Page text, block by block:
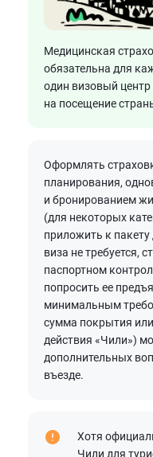
Медицинская
обязательна для
один визовый
на посещение
Оформлять
планирования,
и бронированием
(для некоторых
приложить к
виза не требуется,
паспортном
попросить ее
минимальным
сумма покрытия или
действия «Чили»)
дополнительных
въезде.
Хотя
Чили для